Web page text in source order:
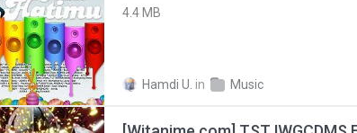
4.4 MB
Hamdi U. in Music